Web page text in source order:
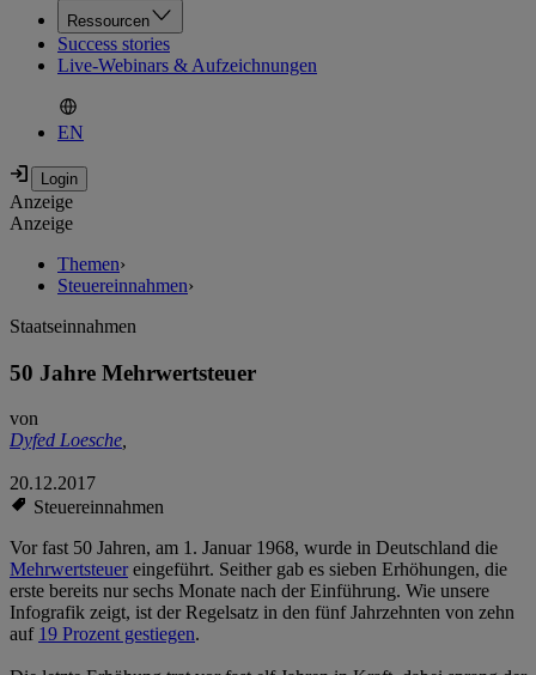
Ressourcen
Success stories
Live-Webinars & Aufzeichnungen
EN
Anzeige
Anzeige
Themen›
Steuereinnahmen›
Staatseinnahmen
50 Jahre Mehrwertsteuer
von
Dyfed Loesche,
20.12.2017
Steuereinnahmen
Vor fast 50 Jahren, am 1. Januar 1968, wurde in Deutschland die
Mehrwertsteuereingeführt. Seither gab es sieben Erhöhungen, die
erste bereits nur sechs Monate nach der Einführung. Wie unsere
Infografik zeigt, ist der Regelsatz in den fünf Jahrzehnten von zehn
auf 19 Prozent gestiegen.